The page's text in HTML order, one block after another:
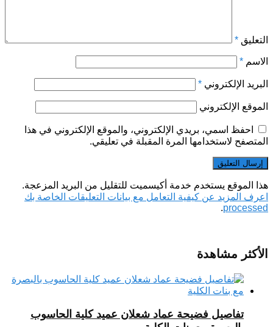
التعليق *
الاسم *
البريد الإلكتروني *
الموقع الإلكتروني
احفظ اسمي، بريدي الإلكتروني، والموقع الإلكتروني في هذا
المتصفح لاستخدامها المرة المقبلة في تعليقي.
هذا الموقع يستخدم خدمة أكيسميت للتقليل من البريد المزعجة.
اعرف المزيد عن كيفية التعامل مع بيانات التعليقات الخاصة بك
processed
.
الأكثر مشاهدة
تفاصيل فضيحة عماد شعلان عميد كلية الحاسوب